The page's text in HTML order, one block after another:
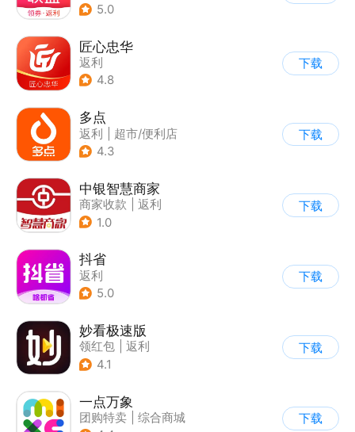
5.0
匠心忠华
返利
4.8
下载
多点
返利
超市/便利店
| 生鲜/买菜
4.3
下载
中银智慧商家
商家收款
返利
1.0
下载
抖省
返利
5.0
下载
妙看极速版
领红包
返利
4.1
下载
一点万象
团购特卖
综合商城
下载